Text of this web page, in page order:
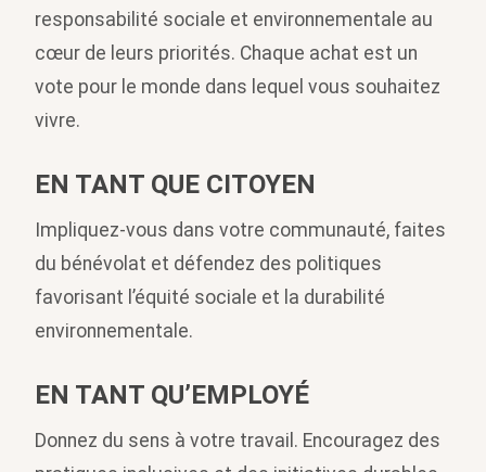
responsabilité sociale et environnementale au
cœur de leurs priorités. Chaque achat est un
vote pour le monde dans lequel vous souhaitez
vivre.
EN TANT QUE CITOYEN
Impliquez-vous dans votre communauté, faites
du bénévolat et défendez des politiques
favorisant l’équité sociale et la durabilité
environnementale.
EN TANT QU’EMPLOYÉ
Donnez du sens à votre travail. Encouragez des